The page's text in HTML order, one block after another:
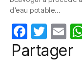
b
o
o
k
d’eau potable…
F
a
T
w
itt
E
m
Partager